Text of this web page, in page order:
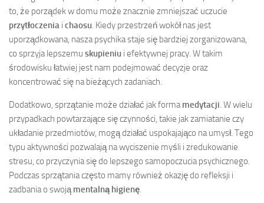
to, że porządek w domu może znacznie zmniejszać uczucie
przytłoczenia i chaosu. Kiedy przestrzeń wokół nas jest
uporządkowana, nasza psychika staje się bardziej zorganizowana,
co sprzyja lepszemu skupieniu i efektywnej pracy. W takim
środowisku łatwiej jest nam podejmować decyzje oraz
koncentrować się na bieżących zadaniach.
Dodatkowo, sprzątanie może działać jak formamedytacji. W wielu
przypadkach powtarzające się czynności, takie jak zamiatanie czy
układanie przedmiotów, mogą działać uspokajająco na umysł. Tego
typu aktywności pozwalają na wyciszenie myśli i zredukowanie
stresu, co przyczynia się do lepszego samopoczucia psychicznego.
Podczas sprzątania często mamy również okazję do refleksji i
zadbania o swojąmentalną higienę.